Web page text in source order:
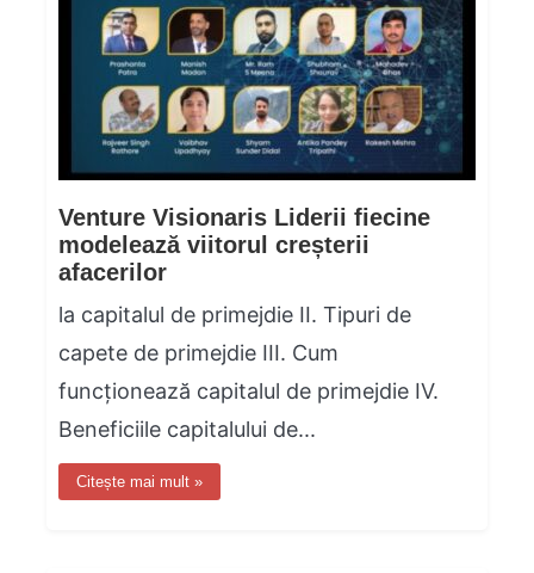
Venture Visionaris Liderii fiecine
modelează viitorul creșterii
afacerilor
la capitalul de primejdie II. Tipuri de
capete de primejdie III. Cum
funcționează capitalul de primejdie IV.
Beneficiile capitalului de...
Citește mai mult »